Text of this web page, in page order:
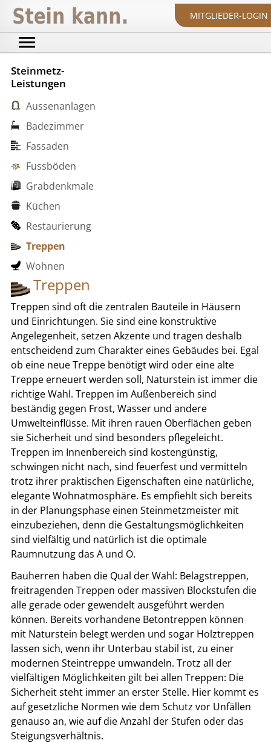
MITGLIEDER-LOGIN
Steinmetz-
Leistungen
Aussenanlagen
Badezimmer
Fassaden
Fussböden
Grabdenkmale
Küchen
Restaurierung
Treppen
Wohnen
Treppen
Treppen sind oft die zentralen Bauteile in Häusern
und Einrichtungen. Sie sind eine konstruktive
Angelegenheit, setzen Akzente und tragen deshalb
entscheidend zum Charakter eines Gebäudes bei. Egal
ob eine neue Treppe benötigt wird oder eine alte
Treppe erneuert werden soll, Naturstein ist immer die
richtige Wahl. Treppen im Außenbereich sind
beständig gegen Frost, Wasser und andere
Umwelteinflüsse. Mit ihren rauen Oberflächen geben
sie Sicherheit und sind besonders pflegeleicht.
Treppen im Innenbereich sind kostengünstig,
schwingen nicht nach, sind feuerfest und vermitteln
trotz ihrer praktischen Eigenschaften eine natürliche,
elegante Wohnatmosphäre. Es empfiehlt sich bereits
in der Planungsphase einen Steinmetzmeister mit
einzubeziehen, denn die Gestaltungsmöglichkeiten
sind vielfältig und natürlich ist die optimale
Raumnutzung das A und O.
Bauherren haben die Qual der Wahl: Belagstreppen,
freitragenden Treppen oder massiven Blockstufen die
alle gerade oder gewendelt ausgeführt werden
können. Bereits vorhandene Betontreppen können
mit Naturstein belegt werden und sogar Holztreppen
lassen sich, wenn ihr Unterbau stabil ist, zu einer
modernen Steintreppe umwandeln. Trotz all der
vielfältigen Möglichkeiten gilt bei allen Treppen: Die
Sicherheit steht immer an erster Stelle. Hier kommt es
auf gesetzliche Normen wie dem Schutz vor Unfällen
genauso an, wie auf die Anzahl der Stufen oder das
Steigungsverhältnis.